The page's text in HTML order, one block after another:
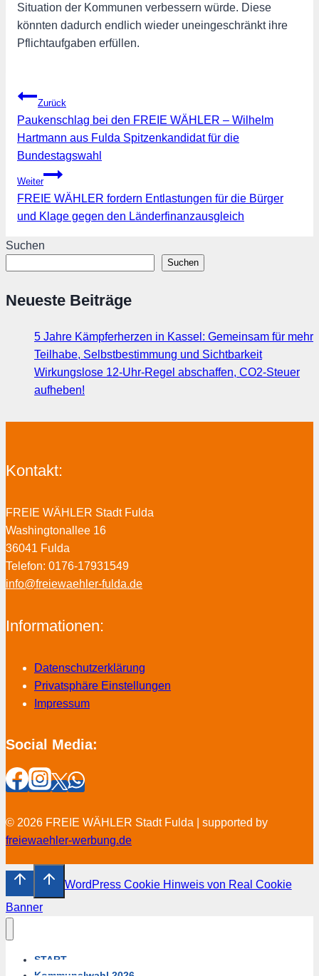
Situation der Kommunen verbessern würde. Diese
könnten dadurch endlich wieder uneingeschränkt ihre
Pflichtaufgaben erfüllen.
Beitragsnavigation
Zurück
Paukenschlag bei den FREIE WÄHLER – Wilhelm
Hartmann aus Fulda Spitzenkandidat für die
Bundestagswahl
Weiter
FREIE WÄHLER fordern Entlastungen für die Bürger
und Klage gegen den Länderfinanzausgleich
Suchen
Suchen
Neueste Beiträge
5 Jahre Kämpferherzen in Kassel: Gemeinsam für mehr
Teilhabe, Selbstbestimmung und Sichtbarkeit
Wirkungslose 12-Uhr-Regel abschaffen, CO2-Steuer
aufheben!
Kontakt:
FREIE WÄHLER Stadt Fulda
Washingtonallee 16
36041 Fulda
Telefon: 0176-17931549
info@freiewaehler-fulda.de
Informationen:
Datenschutzerklärung
Privatsphäre Einstellungen
Impressum
Social Media:
© 2026 FREIE WÄHLER Stadt Fulda | supported by
freiewaehler-werbung.de
WordPress Cookie Hinweis von Real Cookie
Banner
START